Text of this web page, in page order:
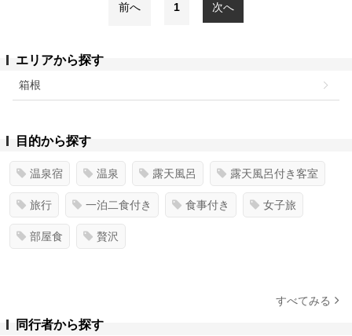
前へ 1 次へ
エリアから探す
箱根
目的から探す
温泉宿 温泉 露天風呂 露天風呂付き客室
旅行 一泊二食付き 食事付き 女子旅
部屋食 贅沢
すべてみる
同行者から探す